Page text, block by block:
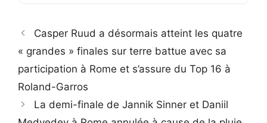
Casper Ruud a désormais atteint les quatre
« grandes » finales sur terre battue avec sa
participation à Rome et s’assure du Top 16 à
Roland-Garros
La demi-finale de Jannik Sinner et Daniil